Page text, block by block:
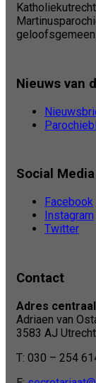
Nieuws van
Social Media
Facebook
Instagram
Twitter
Contact
Adres
Adriaen van
3583 AJ Utrecht
T: 030 – 254